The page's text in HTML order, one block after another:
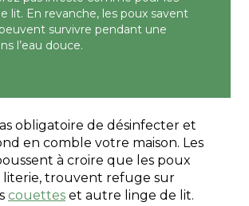
lit. En revanche, les poux savent
survivre pendant une
l’eau douce.
obligatoire de désinfecter et
en comble votre maison. Les
à croire que les poux
literie, trouvent refuge sur
couettes et autre linge de lit.